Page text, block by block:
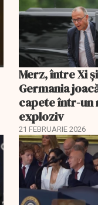
Merz, între Xi
Germania
capete într-un
exploziv
21 FEBRUARIE 2026